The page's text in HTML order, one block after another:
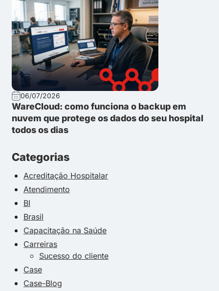
06/07/2026
WareCloud: como funciona o backup em
nuvem que protege os dados do seu hospital
todos os dias
Categorias
Acreditação Hospitalar
Atendimento
BI
Brasil
Capacitação na Saúde
Carreiras
Sucesso do cliente
Case
Case-Blog